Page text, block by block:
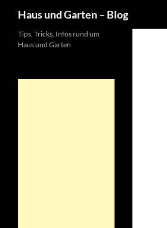
Haus und Garten – Blog
Tips, Tricks, Infos rund um
Haus und Garten